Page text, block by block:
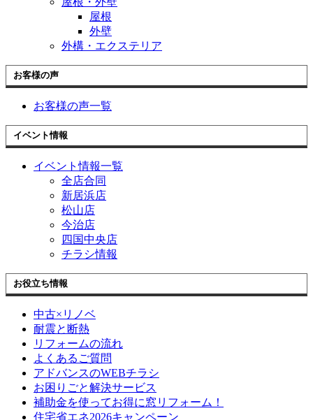
屋根
外壁
外構・エクステリア
お客様の声
お客様の声一覧
イベント情報
イベント情報一覧
全店合同
新居浜店
松山店
今治店
四国中央店
チラシ情報
お役立ち情報
中古×リノベ
耐震と断熱
リフォームの流れ
よくあるご質問
アドバンスのWEBチラシ
お困りごと解決サービス
補助金を使ってお得に窓リフォーム！
住宅省エネ2026キャンペーン